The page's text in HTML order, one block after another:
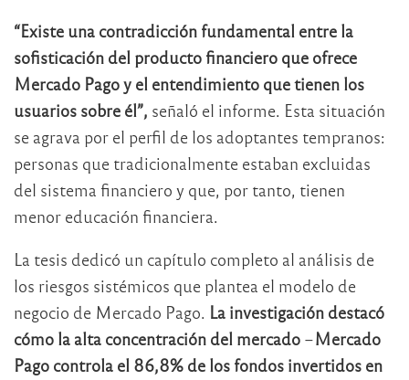
“Existe una contradicción fundamental entre la
sofisticación del producto financiero que ofrece
Mercado Pago y el entendimiento que tienen los
usuarios sobre él”, señaló el informe. Esta situación
se agrava por el perfil de los adoptantes tempranos:
personas que tradicionalmente estaban excluidas
del sistema financiero y que, por tanto, tienen
menor educación financiera.
La tesis dedicó un capítulo completo al análisis de
los riesgos sistémicos que plantea el modelo de
negocio de Mercado Pago. La investigación destacó
cómo la alta concentración del mercado –Mercado
Pago controla el 86,8% de los fondos invertidos en